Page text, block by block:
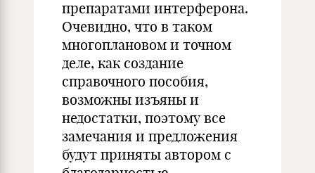
препаратами интерферона.
Очевидно, что в таком
многоплановом и точном
деле, как создание
справочного пособия,
возможны изъяны и
недостатки, поэтому все
замечания и предложения
будут приняты автором с